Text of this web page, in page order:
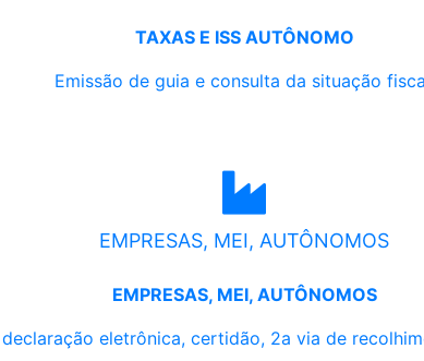
TAXAS E ISS AUTÔNOMO
Emissão de guia e consulta da situação
EMPRESAS, MEI, AUTÔNOMOS
EMPRESAS, MEI, AUTÔNOMOS
eletrônica, certidão, 2a via de